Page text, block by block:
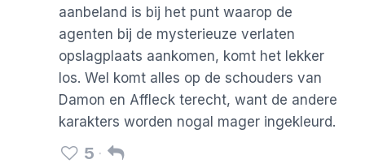
aanbeland is bij het punt waarop de
agenten bij de mysterieuze verlaten
opslagplaats aankomen, komt het lekker
los. Wel komt alles op de schouders van
Damon en Affleck terecht, want de andere
karakters worden nogal mager ingekleurd.
5